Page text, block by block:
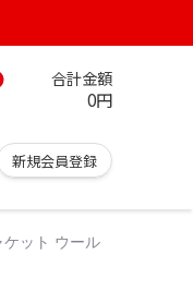
合計金額
0円
新規会員登録
ット ウール